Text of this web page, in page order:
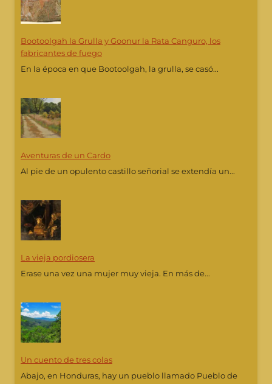
Bootoolgah la Grulla y Goonur la Rata Canguro, los
fabricantes de fuego
En la época en que Bootoolgah, la grulla, se casó...
Aventuras de un Cardo
Al pie de un opulento castillo señorial se extendía un...
La vieja pordiosera
Erase una vez una mujer muy vieja. En más de...
Un cuento de tres colas
Abajo, en Honduras, hay un pueblo llamado Pueblo de